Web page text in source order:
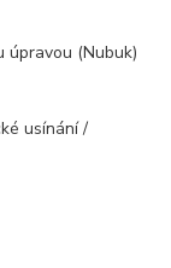
úpravou (Nubuk)
usínání /